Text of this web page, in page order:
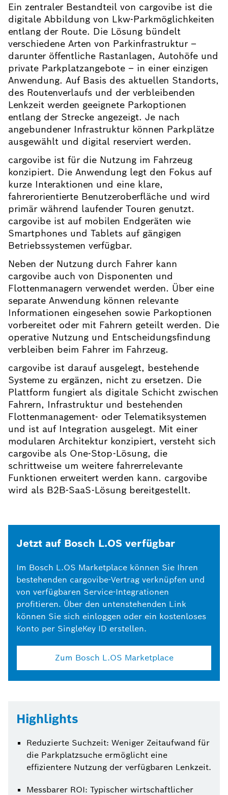
Ein zentraler Bestandteil von cargovibe ist die
digitale Abbildung von Lkw-Parkmöglichkeiten
entlang der Route. Die Lösung bündelt
verschiedene Arten von Parkinfrastruktur –
darunter öffentliche Rastanlagen, Autohöfe und
private Parkplatzangebote – in einer einzigen
Anwendung. Auf Basis des aktuellen Standorts,
des Routenverlaufs und der verbleibenden
Lenkzeit werden geeignete Parkoptionen
entlang der Strecke angezeigt. Je nach
angebundener Infrastruktur können Parkplätze
ausgewählt und digital reserviert werden.
cargovibe ist für die Nutzung im Fahrzeug
konzipiert. Die Anwendung legt den Fokus auf
kurze Interaktionen und eine klare,
fahrerorientierte Benutzeroberfläche und wird
primär während laufender Touren genutzt.
cargovibe ist auf mobilen Endgeräten wie
Smartphones und Tablets auf gängigen
Betriebssystemen verfügbar.
Neben der Nutzung durch Fahrer kann
cargovibe auch von Disponenten und
Flottenmanagern verwendet werden. Über eine
separate Anwendung können relevante
Informationen eingesehen sowie Parkoptionen
vorbereitet oder mit Fahrern geteilt werden. Die
operative Nutzung und Entscheidungsfindung
verbleiben beim Fahrer im Fahrzeug.
cargovibe ist darauf ausgelegt, bestehende
Systeme zu ergänzen, nicht zu ersetzen. Die
Plattform fungiert als digitale Schicht zwischen
Fahrern, Infrastruktur und bestehenden
Flottenmanagement- oder Telematiksystemen
und ist auf Integration ausgelegt. Mit einer
modularen Architektur konzipiert, versteht sich
cargovibe als One-Stop-Lösung, die
schrittweise um weitere fahrerrelevante
Funktionen erweitert werden kann. cargovibe
wird als B2B-SaaS-Lösung bereitgestellt.
Jetzt auf Bosch L.OS verfügbar
Im Bosch L.OS Marketplace können Sie Ihren
bestehenden cargovibe-Vertrag verknüpfen und
von verfügbaren Service-Integrationen
profitieren. Über den untenstehenden Link
können Sie sich einloggen oder ein kostenloses
Konto per SingleKey ID erstellen.
Zum Bosch L.OS Marketplace
Highlights
Reduzierte Suchzeit: Weniger Zeitaufwand für
die Parkplatzsuche ermöglicht eine
effizientere Nutzung der verfügbaren Lenkzeit.
Messbarer ROI: Typischer wirtschaftlicher